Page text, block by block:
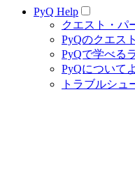
PyQ Help
クエスト・パ
PyQのクエス
PyQで学べる
PyQについて
トラブルシュ